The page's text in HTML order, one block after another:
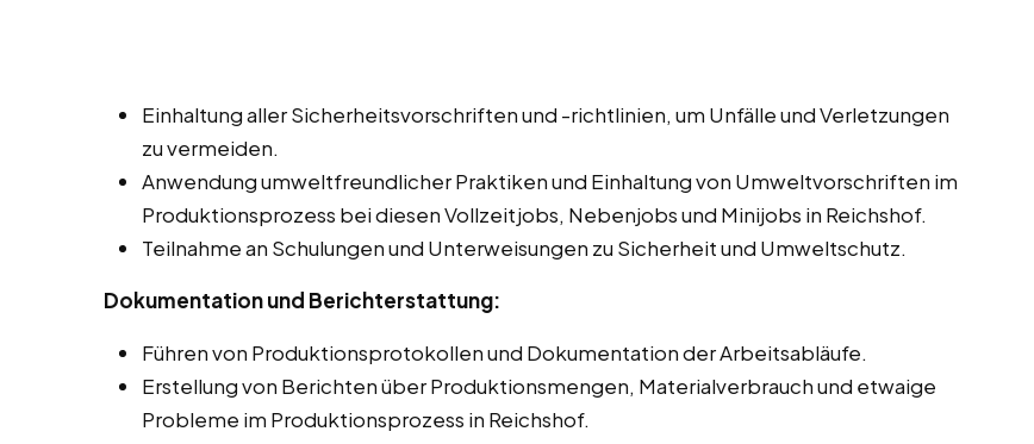
Einhaltung aller Sicherheitsvorschriften und -richtlinien, um Unfälle und Verletzungen
zu vermeiden.
Anwendung umweltfreundlicher Praktiken und Einhaltung von Umweltvorschriften im
Produktionsprozess bei diesen Vollzeitjobs, Nebenjobs und Minijobs in Reichshof.
Teilnahme an Schulungen und Unterweisungen zu Sicherheit und Umweltschutz.
Dokumentation und Berichterstattung:
Führen von Produktionsprotokollen und Dokumentation der Arbeitsabläufe.
Erstellung von Berichten über Produktionsmengen, Materialverbrauch und etwaige
Probleme im Produktionsprozess in Reichshof.